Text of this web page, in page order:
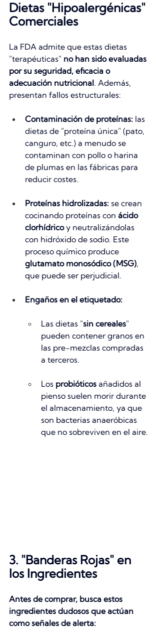
Dietas "Hipoalergénicas"
Comerciales
La FDA admite que estas dietas
"terapéuticas" no han sido evaluadas
por su seguridad, eficacia o
adecuación nutricional. Además,
presentan fallos estructurales:
Contaminación de proteínas: las
dietas de "proteína única" (pato,
canguro, etc.) a menudo se
contaminan con pollo o harina
de plumas en las fábricas para
reducir costes.
Proteínas hidrolizadas: se crean
cocinando proteínas con ácido
clorhídrico y neutralizándolas
con hidróxido de sodio. Este
proceso químico produce
glutamato monosódico (MSG),
que puede ser perjudicial.
Engaños en el etiquetado:
Las dietas "sin cereales"
pueden contener granos en
las pre-mezclas compradas
a terceros.
Los probióticos añadidos al
pienso suelen morir durante
el almacenamiento, ya que
son bacterias anaeróbicas
que no sobreviven en el aire.
3. "Banderas Rojas" en
los Ingredientes
Antes de comprar, busca estos
ingredientes dudosos que actúan
como señales de alerta: